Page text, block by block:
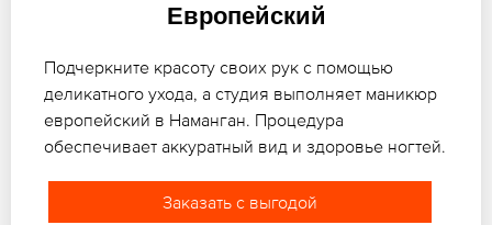
Европейский
Подчеркните красоту своих рук с помощью
деликатного ухода, а студия выполняет маникюр
европейский в Наманган. Процедура
обеспечивает аккуратный вид и здоровье ногтей.
Заказать с выгодой